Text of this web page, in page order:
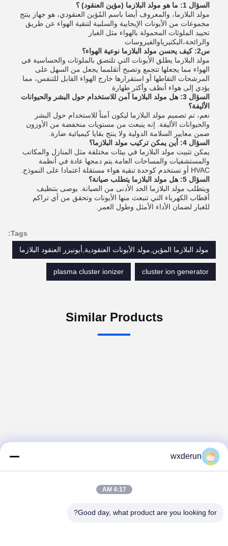
السؤال 1: ما هو مولد البلازما (مؤين العنقود) ؟
مولد البلازما، والمعروف أيضا باسم المُؤين العنقودي، هو جهاز ينتج
مجموعات من الأيونات الإيجابية والسلبية لتنقية الهواء عن طريق
تحييد الملوثات المحمولة بالهواء مثل الغبار
والرائحة،البكتيرياوالفيروسات
س2: كيف يحسن مولد البلازما نوعية الهواء؟
مولد البلازما يطلق الأيونات التي تلتصق بالملوثات والحساسية في
الهواء مما يجعلها تتجمع وتصبح أثقلمما يجعل من السهل على
المرشحات التقاطها أو استقرارها خارج الهواء القابل للتنفس، مما
يؤدي إلى هواء أنظف وأكثر طهارة
السؤال 3: هل مولد البلازما آمن للاستخدام حول البشر والحيوانات
الأليفة؟
نعم، تم تصميم مولد البلازما ليكون آمناً للاستخدام حول البشر
والحيوانات الأليفة. إنه ينبعث من مستويات منخفضة من الأوزون
ضمن معايير السلامة الدولية ولا ينتج بقايا كيميائية ضارة.
السؤال 4: أين يمكن تركيب مولد البلازما؟
يمكن تثبيت مولد البلازما في بيئات مختلفة مثل المنازل والمكاتب
والمستشفيات والمساحات العامة.يتم دمجها عادة في أنظمة
HVAC أو تستخدم كوحدة تنقية هواء مستقلة اعتمادا على النموذج.
السؤال 5: هل مولد البلازما يتطلب صيانة؟
ويتطلب مولد البلازما الحد الأدنى من الصيانة. يوصى بتنظيف
أقطاب الكهرباء التي تنبعث منها الأيونات وتحقق من أي تراكم
للغبار لضمان الأداء الأمثل وطول العمر.
Tags:
مولد البلازما المؤين,مولد الأيونات العنقودية,أيونيزر العنقود البلازما
cluster ion generator
plasma cluster ionizer
Similar Products
wxderun
4:17 AM
Good day, what product are you looking for?